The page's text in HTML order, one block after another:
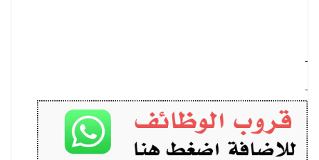
-
-